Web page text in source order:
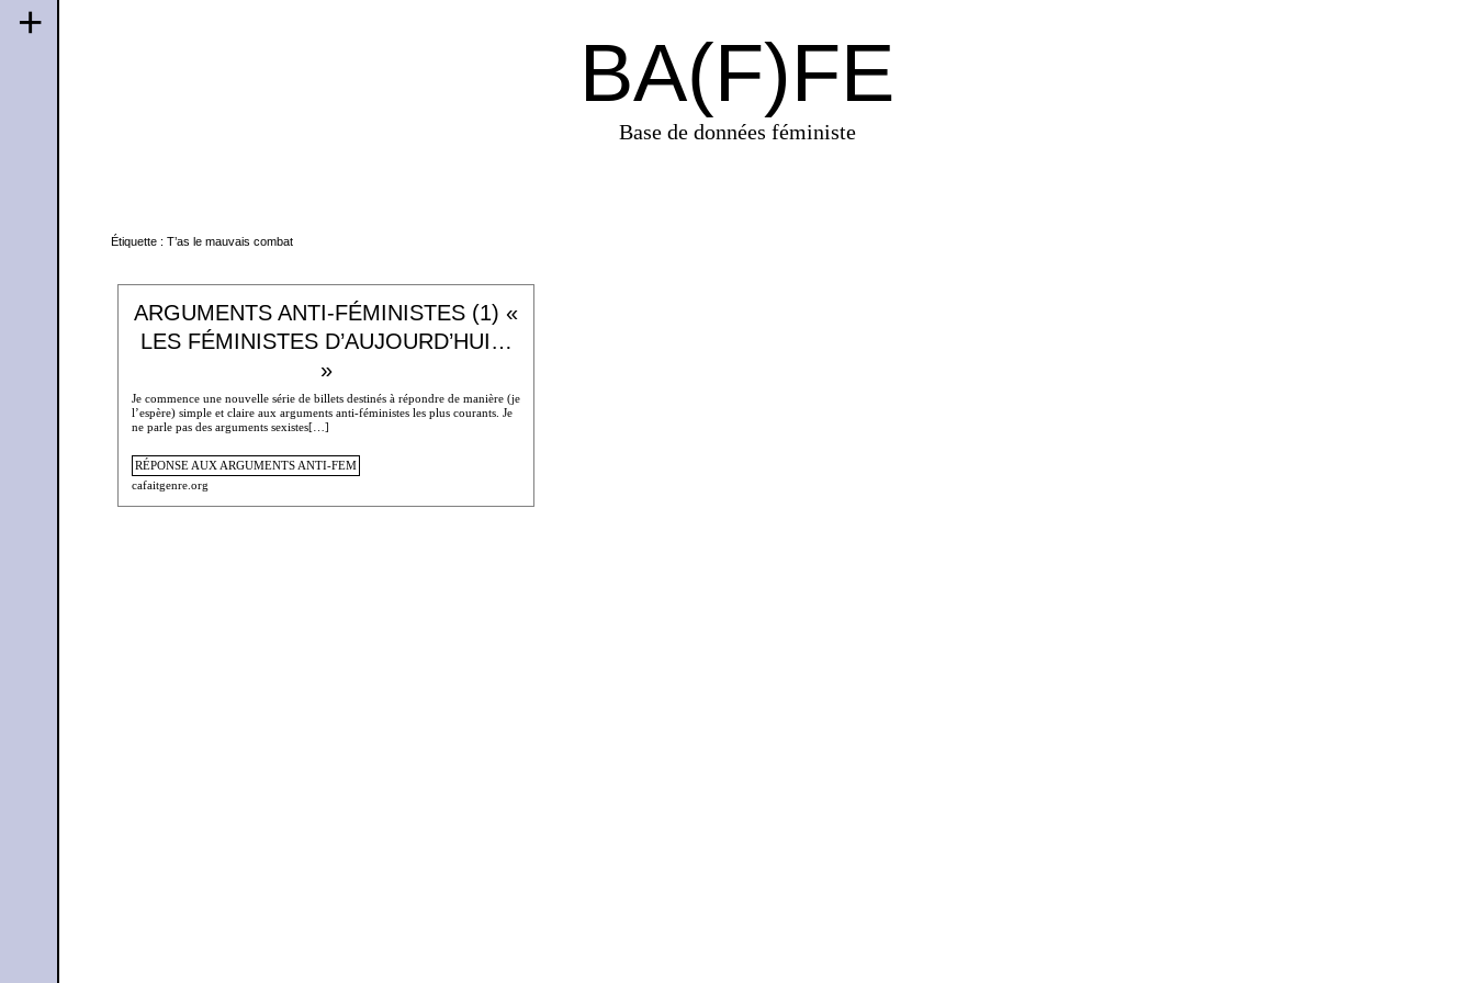
BA(F)FE
Base de données féministe
+
Étiquette : T’as le mauvais combat
ARGUMENTS ANTI-FÉMINISTES (1) «
LES FÉMINISTES D’AUJOURD’HUI…
»
Je commence une nouvelle série de billets destinés à répondre de manière (je
l’espère) simple et claire aux arguments anti-féministes les plus courants. Je
ne parle pas des arguments sexistes[…]
RÉPONSE AUX ARGUMENTS ANTI-FEM
cafaitgenre.org